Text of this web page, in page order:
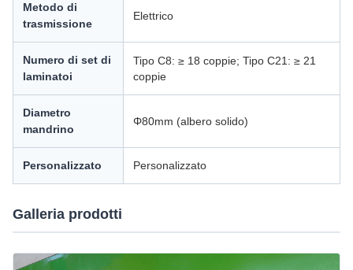
Metodo di
trasmissione
Elettrico
Numero di set di
laminatoi
Tipo C8: ≥ 18 coppie; Tipo C21: ≥ 21
coppie
Diametro
mandrino
Φ80mm (albero solido)
Personalizzato Personalizzato
Galleria prodotti